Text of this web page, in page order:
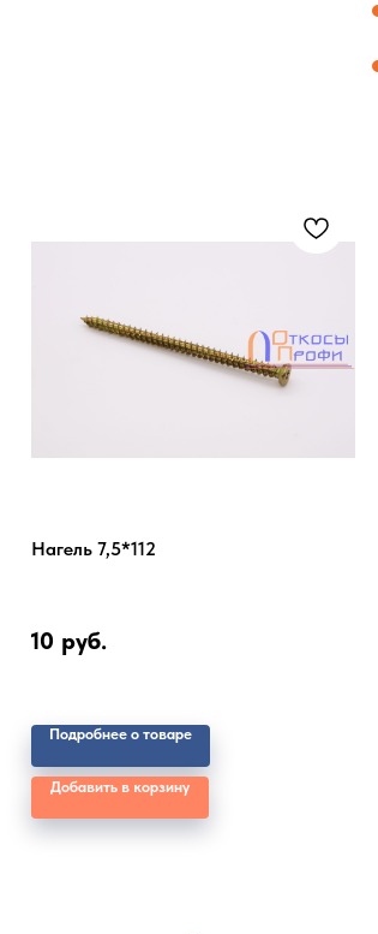
Нагель 7,5*112
10 руб.
Подробнее о товаре
Добавить в корзину